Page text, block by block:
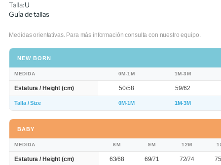
Talla:U
Guía de tallas
Medidas orientativas. Para más información consulta con nuestro equipo.
NEW BORN
MEDIDA 0M-1M 1M-3M
Estatura / Height (cm) 50/58 59/62
Talla / Size 0M-1M 1M-3M
BABY
MEDIDA 6M 9M 12M
Estatura / Height (cm) 63/68 69/71 72/74